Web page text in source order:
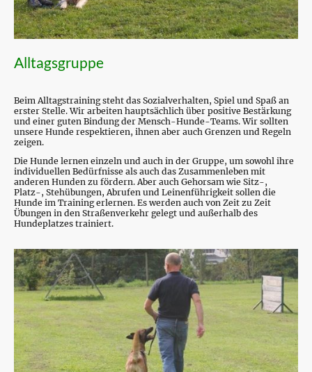
Alltagsgruppe
Beim Alltagstraining steht das Sozialverhalten, Spiel und Spaß an
erster Stelle. Wir arbeiten hauptsächlich über positive Bestärkung
und einer guten Bindung der Mensch-Hunde-Teams. Wir sollten
unsere Hunde respektieren, ihnen aber auch Grenzen und Regeln
zeigen.
Die Hunde lernen einzeln und auch in der Gruppe, um sowohl ihre
individuellen Bedürfnisse als auch das Zusammenleben mit
anderen Hunden zu fördern. Aber auch Gehorsam wie Sitz-,
Platz-, Stehübungen, Abrufen und Leinenführigkeit sollen die
Hunde im Training erlernen. Es werden auch von Zeit zu Zeit
Übungen in den Straßenverkehr gelegt und außerhalb des
Hundeplatzes trainiert.